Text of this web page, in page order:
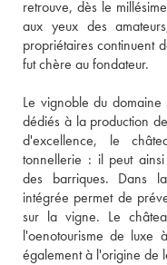
retrouve, dès le
aux yeux des
propriétaires continuent
fut chère au fondateur.
Le vignoble du
dédiés à la production
d'excellence, le
tonnellerie : il peut
des barriques. Dans
intégrée permet de
sur la vigne. Le
l'oenotourisme de luxe
également à l'origine de